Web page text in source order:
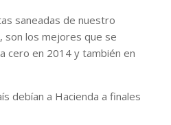
saneadas de nuestro
son los mejores que se
cero en 2014 y también en
debían a Hacienda a finales